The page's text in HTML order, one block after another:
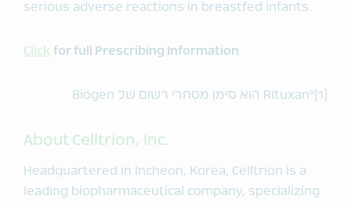
serious adverse reactions in breastfed infants.
Click for full Prescribing Information
About Celltrion, Inc.
Headquartered in Incheon, Korea, Celltrion is a
leading biopharmaceutical company, specializing